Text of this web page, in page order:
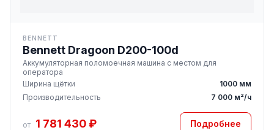
BENNETT
Bennett Dragoon D200-100d
Аккумуляторная поломоечная машина с местом для
оператора
Ширина щётки
1000 мм
Производительность
7 000 м²/ч
от 1 781 430 ₽ Подробнее